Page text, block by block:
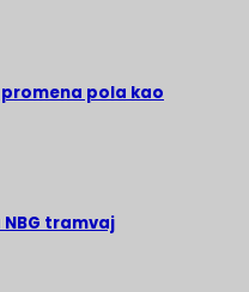
pola kao
tramvaj